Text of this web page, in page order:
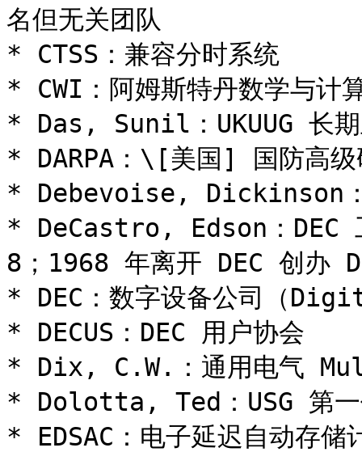
名但无关团队
* CTSS：兼容分时系统
* CWI：阿姆斯特丹数学与计
* Das, Sunil：UKUUG 长期
* DARPA：\[美国] 国防高级
* Debevoise, Dickinson：
* DeCastro, Edson：DEC
8；1968 年离开 DEC 创办
* DEC：数字设备公司（
* DECUS：DEC 用户协会
* Dix, C.W.：通用电气
* Dolotta, Ted：USG 第一
* EDSAC：电子延迟自动存储